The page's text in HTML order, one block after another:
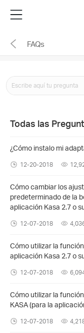
the
navigation
Menu
FAQs
Todas las
¿Cómo instalo mi
12-20-2018
Cómo cambiar los
predeterminado de la
aplicación Kasa 2.7 o
12-07-2018
Cómo utilizar la
aplicación Kasa 2.7 o
12-07-2018
Cómo utilizar la
KASA (para la
12-07-2018